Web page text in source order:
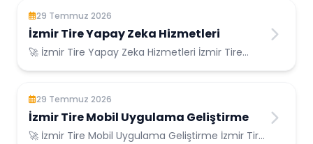
29 Temmuz 2026
İzmir Tire Yapay Zeka Hizmetleri
🚀 İzmir Tire Yapay Zeka Hizmetleri İzmir Tire
29 Temmuz 2026
İzmir Tire Mobil Uygulama Geliştirme
🚀 İzmir Tire Mobil Uygulama Geliştirme İzmir Tire